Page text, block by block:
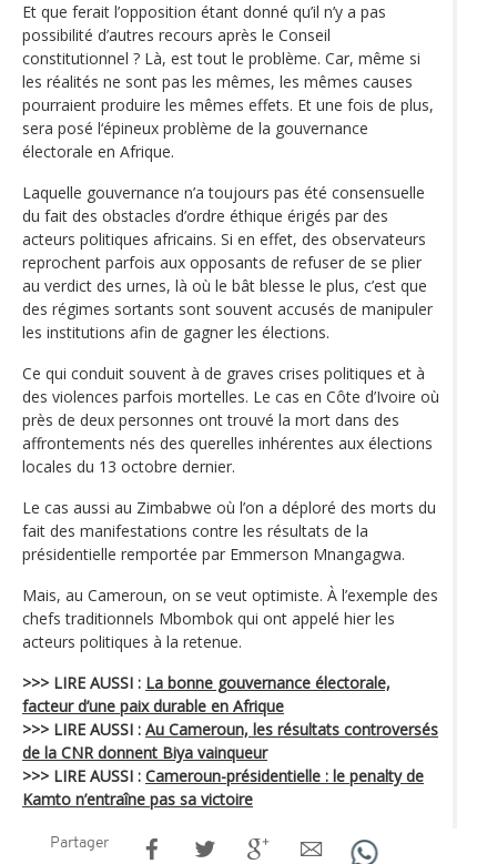
Et que ferait l’opposition étant donné qu’il n’y a pas
possibilité d’autres recours après le Conseil
constitutionnel ? Là, est tout le problème. Car, même si
les réalités ne sont pas les mêmes, les mêmes causes
pourraient produire les mêmes effets. Et une fois de plus,
sera posé l‘épineux problème de la gouvernance
électorale en Afrique.
Laquelle gouvernance n’a toujours pas été consensuelle
du fait des obstacles d’ordre éthique érigés par des
acteurs politiques africains. Si en effet, des observateurs
reprochent parfois aux opposants de refuser de se plier
au verdict des urnes, là où le bât blesse le plus, c’est que
des régimes sortants sont souvent accusés de manipuler
les institutions afin de gagner les élections.
Ce qui conduit souvent à de graves crises politiques et à
des violences parfois mortelles. Le cas en Côte d’Ivoire où
près de deux personnes ont trouvé la mort dans des
affrontements nés des querelles inhérentes aux élections
locales du 13 octobre dernier.
Le cas aussi au Zimbabwe où l’on a déploré des morts du
fait des manifestations contre les résultats de la
présidentielle remportée par Emmerson Mnangagwa.
Mais, au Cameroun, on se veut optimiste. À l’exemple des
chefs traditionnels Mbombok qui ont appelé hier les
acteurs politiques à la retenue.
>>> LIRE AUSSI : La bonne gouvernance électorale,
facteur d’une paix durable en Afrique
>>> LIRE AUSSI : Au Cameroun, les résultats controversés
de la CNR donnent Biya vainqueur
>>> LIRE AUSSI : Cameroun-présidentielle : le penalty de
Kamto n’entraîne pas sa victoire
Partager